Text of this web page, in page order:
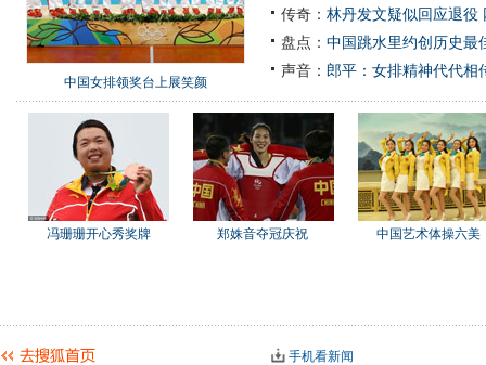
中国女排领奖台上展笑颜
传奇： 林丹发文疑似回应退役
盘点： 中国跳水里约创历史最
声音： 郎平：女排精神代代相
冯珊珊开心秀奖牌 郑姝音夺冠庆祝 中国艺术体操六美
手机看新闻